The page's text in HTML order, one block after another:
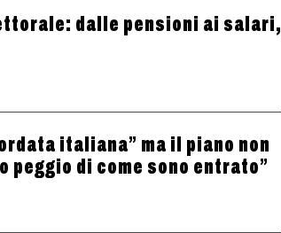
dalle pensioni ai salari,
italiana” ma il piano non
peggio di come sono entrato”